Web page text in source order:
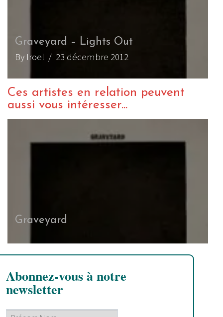
Graveyard – Lights Out
By Iroel / 23 décembre 2012
Ces artistes en relation peuvent
aussi vous intéresser...
Graveyard
Abonnez-vous à notre
newsletter